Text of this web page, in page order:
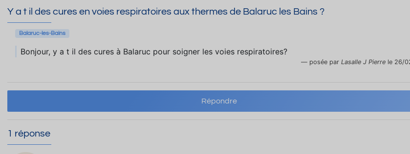
Y a t il des cures en voies respiratoires aux thermes de Balaruc les Bains ?
Balaruc-les-Bains
Bonjour, y a t il des cures à Balaruc pour soigner les voies respiratoires?
posée par Lasalle J Pierre le 26/
Répondre
1 réponse